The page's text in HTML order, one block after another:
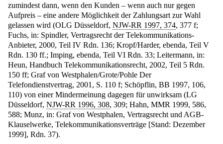
zumindest dann, wenn den Kunden – wenn auch nur gegen
Aufpreis – eine andere Möglichkeit der Zahlungsart zur Wahl
gelassen wird (OLG Düsseldorf, NJW-RR 1997, 374, 377 f;
Fuchs, in: Spindler, Vertragsrecht der Telekommunikations-
Anbieter, 2000, Teil IV Rdn. 136; Kropf/Harder, ebenda, Teil V
Rdn. 130 ff.; Imping, ebenda, Teil VI Rdn. 33; Leitermann, in:
Heun, Handbuch Telekommunikationsrecht, 2002, Teil 5 Rdn.
150 ff; Graf von Westphalen/Grote/Pohle Der
Telefondienstvertrag, 2001, S. 110 f; Schöpflin, BB 1997, 106,
110) von einer Mindermeinung dagegen für unwirksam (LG
Düsseldorf, NJW-RR 1996, 308, 309; Hahn, MMR 1999, 586,
588; Munz, in: Graf von Westphalen, Vertragsrecht und AGB-
Klauselwerke, Telekommunikationsverträge [Stand: Dezember
1999], Rdn. 37).